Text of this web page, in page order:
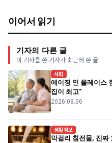
이어서 읽기
기자의 다른 글
이 기사를 쓴 기자가 최근에 쓴 글
사회
에이징 인 플레이스
집이 최고"
2026.08.06
생활정보
막걸리 침전물, 진